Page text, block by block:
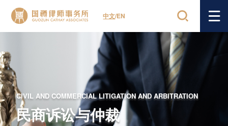
中文/EN
CIVIL AND COMMERCIAL LITIGATION AND ARBITRATION
民商诉讼与仲裁